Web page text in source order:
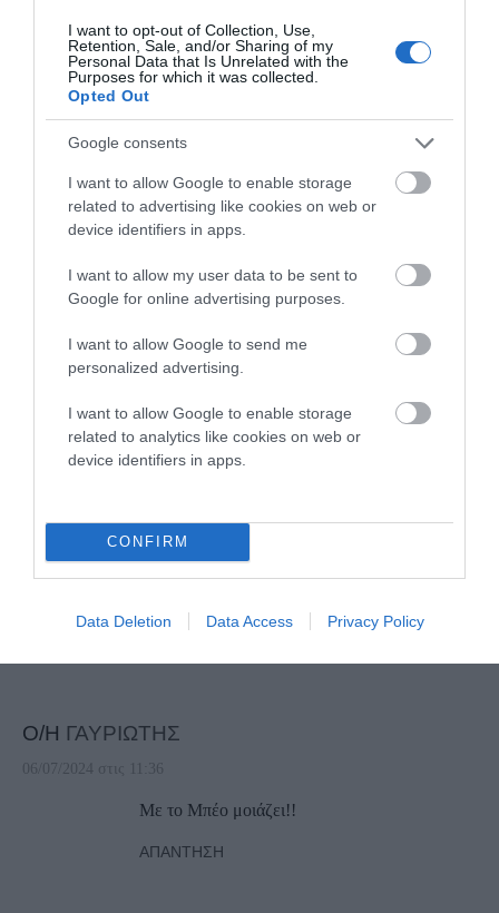
I want to opt-out of Collection, Use,
Retention, Sale, and/or Sharing of my
Personal Data that Is Unrelated with the
Purposes for which it was collected.
Opted Out
Google consents
I want to allow Google to enable storage
related to advertising like cookies on web or
device identifiers in apps.
I want to allow my user data to be sent to
Google for online advertising purposes.
I want to allow Google to send me
personalized advertising.
I want to allow Google to enable storage
related to analytics like cookies on web or
device identifiers in apps.
CONFIRM
Data Deletion Data Access Privacy Policy
των Ανδριωτών είναι ο στενός συνεργάτης του
σημερινού δημάρχου !! Ο άνθρωπος των 27
καταγγελιών καθημερινά ασχολείται με
ξεδιαντροπεσ αναρτήσεις εις βαρος ανθρώπων
σε σελιδα του fc με διαχειριστή τον φημαρχο
και της συζύγου του, ο άνθρωπος των 27
καταγγελιών πήρε τον λόγο σε πρόσφατο
δημοτικο συμβούλιο και θέση ανάμεσα σε
αντιδημάρχους και πρόεδρους τουρισμού .
Πόση κατρακύλα πια σε αυτόν τον τόπο !
Καμαρώστε ανδριωτες του 50%τι ψηφίσατε !!!
ΑΠΆΝΤΗΣΗ
Μπατσιωτης
Πληρώνουμε πρόστιμα οι κάτοικοι του νησιού
για να κάνει το κομμάτι του κάποιος
και όχι να τον ανταμείβουν!!!
Ο/Η ΓΑΥΡΙΩΤΗΣ
06/07/2024 στις 11:36
Με το Μπέο μοιάζει!!
ΑΠΆΝΤΗΣΗ